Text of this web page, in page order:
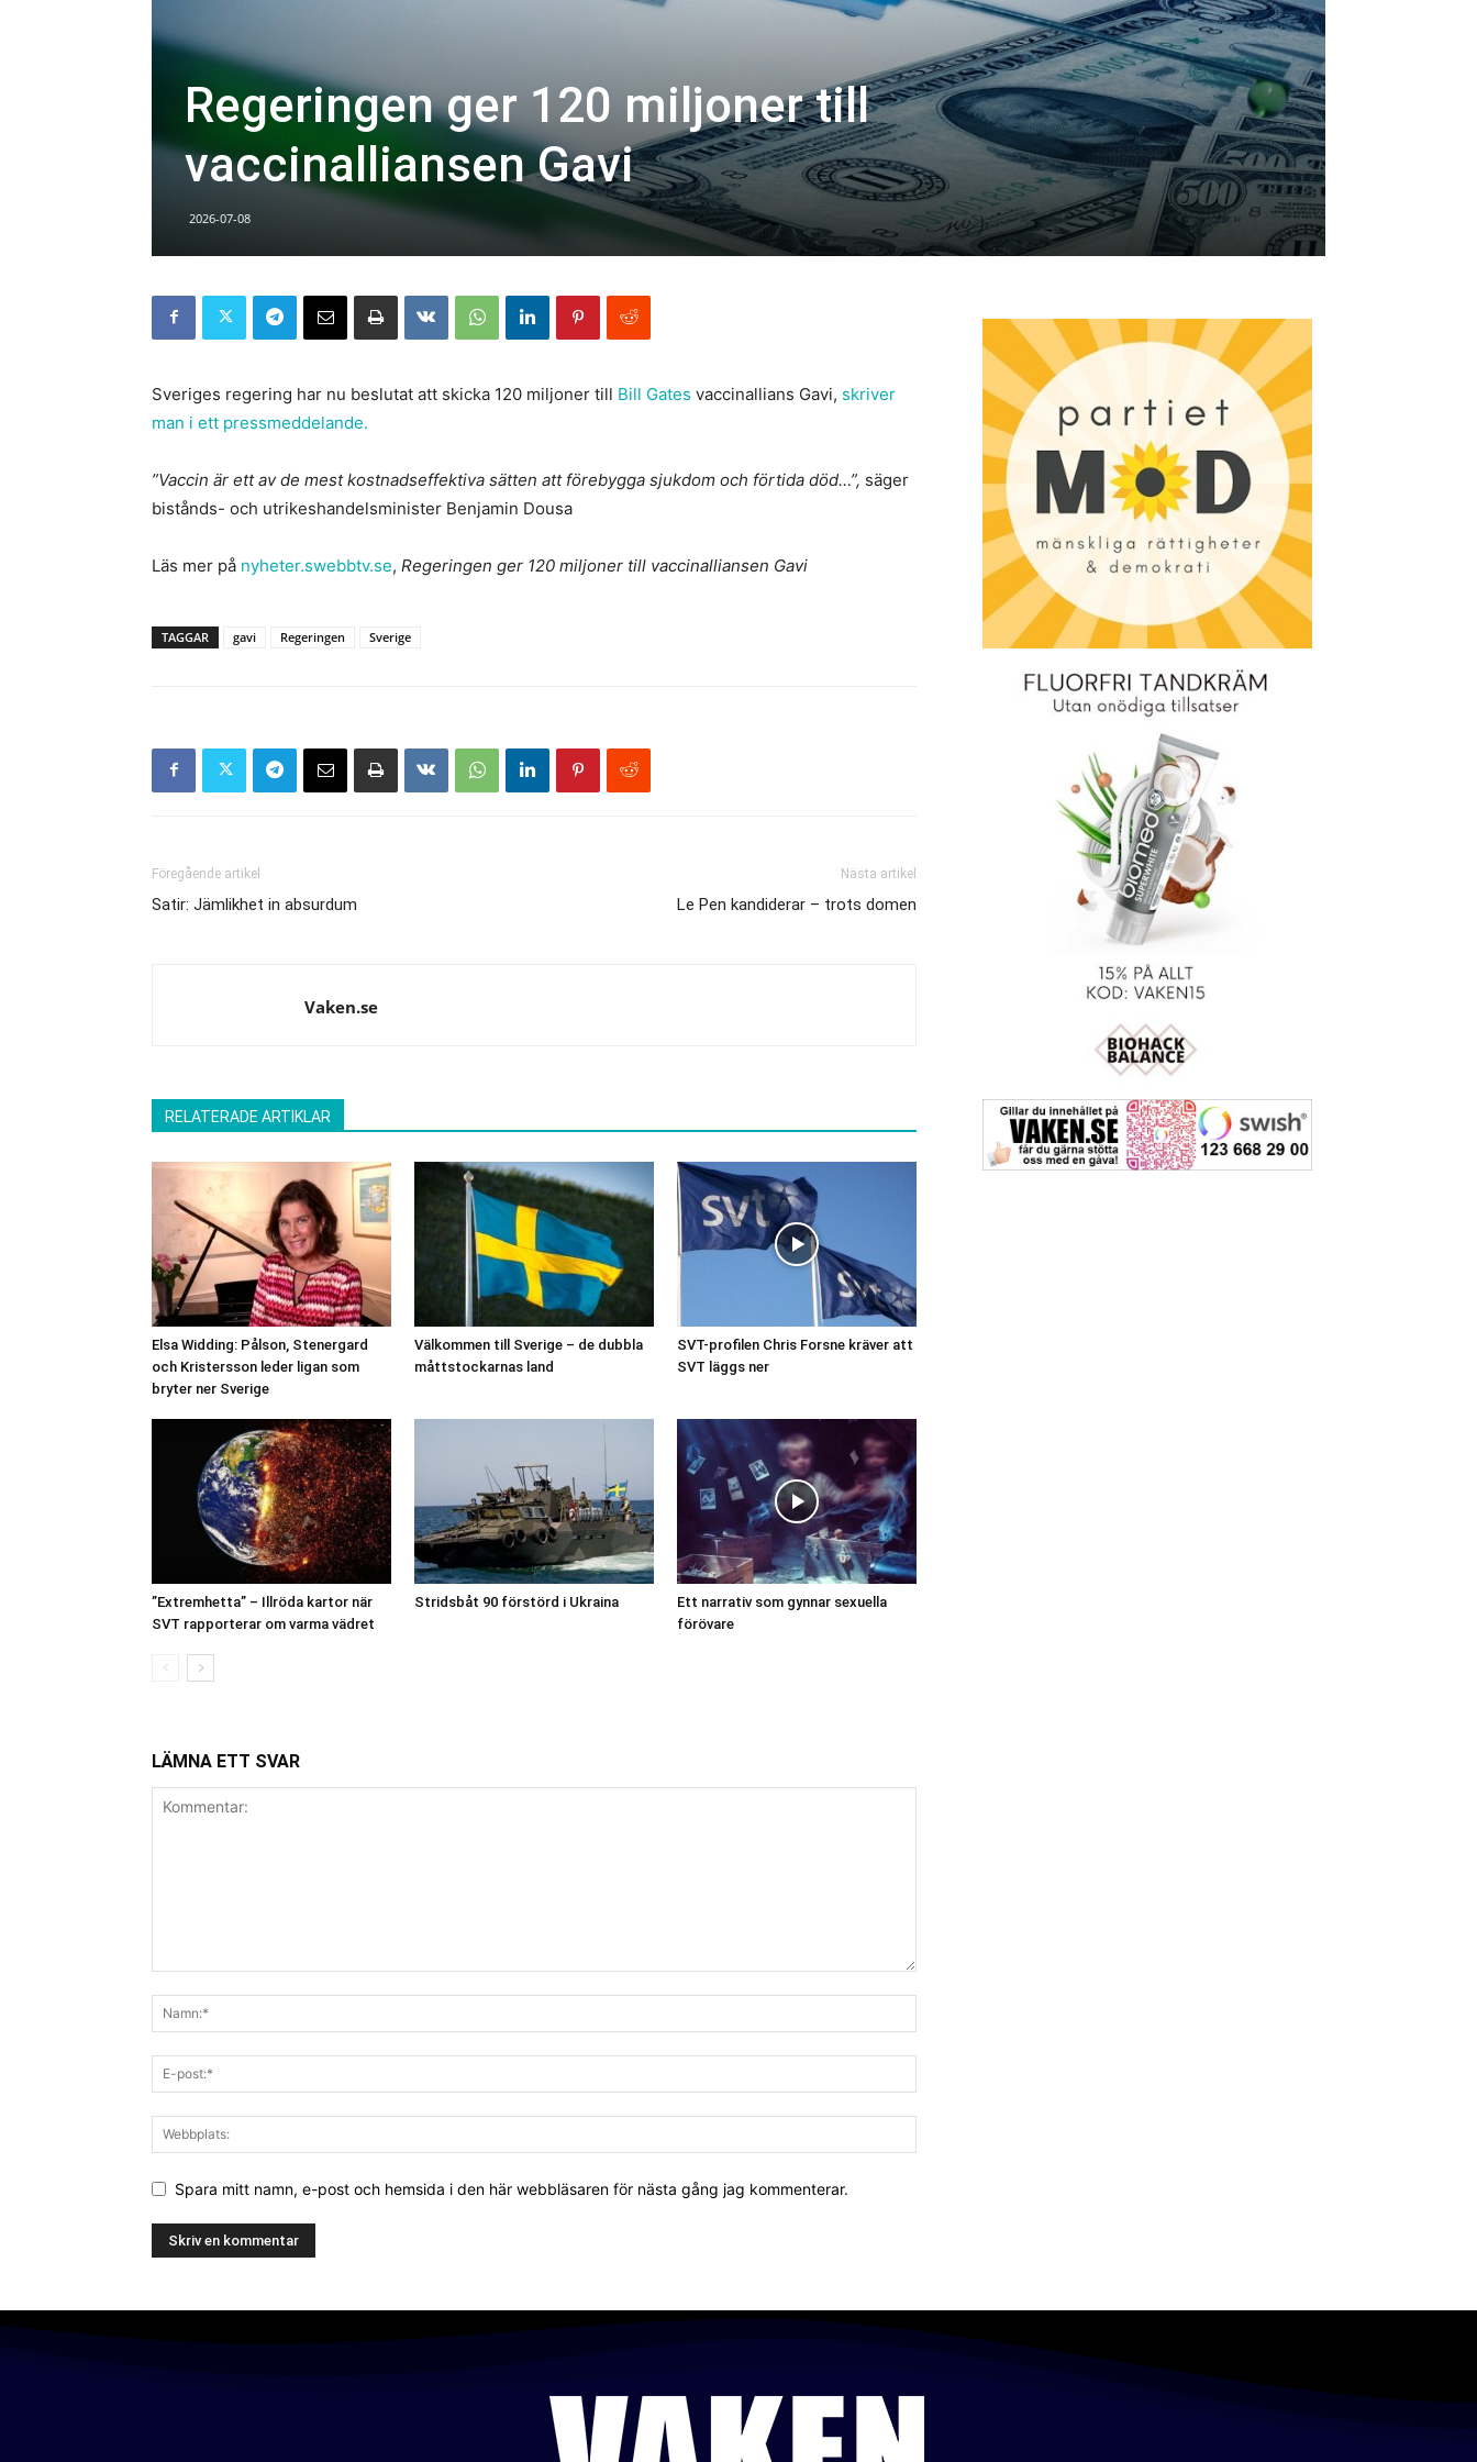
Regeringen ger 120 miljoner till
vaccinalliansen Gavi
2026-07-08
Sveriges regering har nu beslutat att skicka 120 miljoner till Bill Gates vaccinallians Gavi, skriver
man i ett pressmeddelande.
”Vaccin är ett av de mest kostnadseffektiva sätten att förebygga sjukdom och förtida död…”, säger
bistånds- och utrikeshandelsminister Benjamin Dousa
Läs mer på nyheter.swebbtv.se, Regeringen ger 120 miljoner till vaccinalliansen Gavi
TAGGAR gavi Regeringen Sverige
Föregående artikel
Satir: Jämlikhet in absurdum
Nästa artikel
Le Pen kandiderar – trots domen
Vaken.se
RELATERADE ARTIKLAR
Elsa Widding: Pålson, Stenergard
och Kristersson leder ligan som
bryter ner Sverige
Välkommen till Sverige – de dubbla
måttstockarnas land
SVT-profilen Chris Forsne kräver att
SVT läggs ner
”Extremhetta” – Illröda kartor när
SVT rapporterar om varma vädret
Stridsbåt 90 förstörd i Ukraina
Ett narrativ som gynnar sexuella
förövare
LÄMNA ETT SVAR
Spara mitt namn, e-post och hemsida i den här webbläsaren för nästa gång jag kommenterar.